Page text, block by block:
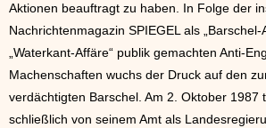
Aktionen beauftragt zu haben. In Folge der
Nachrichtenmagazin SPIEGEL als „Barschel-
„Waterkant-Affäre“ publik gemachten Anti-
Machenschaften wuchs der Druck auf den
verdächtigten Barschel. Am 2. Oktober 1987
schließlich von seinem Amt als